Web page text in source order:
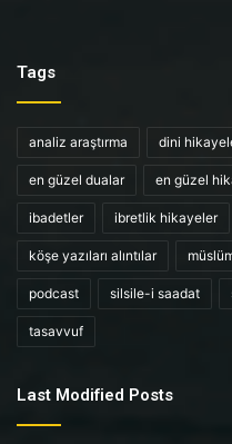
Tags
analiz araştırma dini
en güzel dualar en güzel
ibadetler ibretlik hikayeler
köşe yazıları alıntılar
podcast silsile-i saadat
tasavvuf
Last Modified Posts